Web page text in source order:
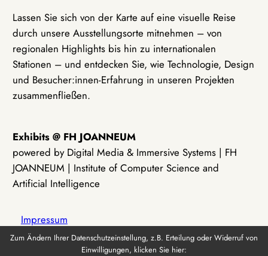
Lassen Sie sich von der Karte auf eine visuelle Reise
durch unsere Ausstellungsorte mitnehmen – von
regionalen Highlights bis hin zu internationalen
Stationen – und entdecken Sie, wie Technologie, Design
und Besucher:innen-Erfahrung in unseren Projekten
zusammenfließen.
Exhibits @ FH JOANNEUM
powered by Digital Media & Immersive Systems | FH
JOANNEUM | Institute of Computer Science and
Artificial Intelligence
Impressum
Zum Ändern Ihrer Datenschutzeinstellung, z.B. Erteilung oder Widerruf von
Einwilligungen, klicken Sie hier: